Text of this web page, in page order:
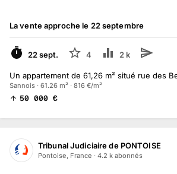
À VENIR
La vente approche le 22 septembre
22 sept. 4 2 k
Un appartement de 61,26 m² situé rue des
Sannois · 61.26 m² · 816 €/m²
50 000 €
Tribunal Judiciaire de PONTOISE
Pontoise, France · 4.2 k abonnés